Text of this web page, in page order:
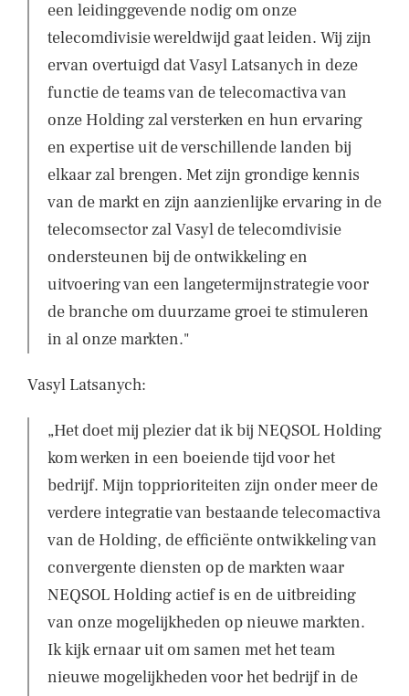
een leidinggevende nodig om onze
telecomdivisie wereldwijd gaat leiden. Wij zijn
ervan overtuigd dat Vasyl Latsanych in deze
functie de teams van de telecomactiva van
onze Holding zal versterken en hun ervaring
en expertise uit de verschillende landen bij
elkaar zal brengen. Met zijn grondige kennis
van de markt en zijn aanzienlijke ervaring in de
telecomsector zal Vasyl de telecomdivisie
ondersteunen bij de ontwikkeling en
uitvoering van een langetermijnstrategie voor
de branche om duurzame groei te stimuleren
in al onze markten."
Vasyl Latsanych:
„Het doet mij plezier dat ik bij NEQSOL Holding
kom werken in een boeiende tijd voor het
bedrijf. Mijn topprioriteiten zijn onder meer de
verdere integratie van bestaande telecomactiva
van de Holding, de efficiënte ontwikkeling van
convergente diensten op de markten waar
NEQSOL Holding actief is en de uitbreiding
van onze mogelijkheden op nieuwe markten.
Ik kijk ernaar uit om samen met het team
nieuwe mogelijkheden voor het bedrijf in de